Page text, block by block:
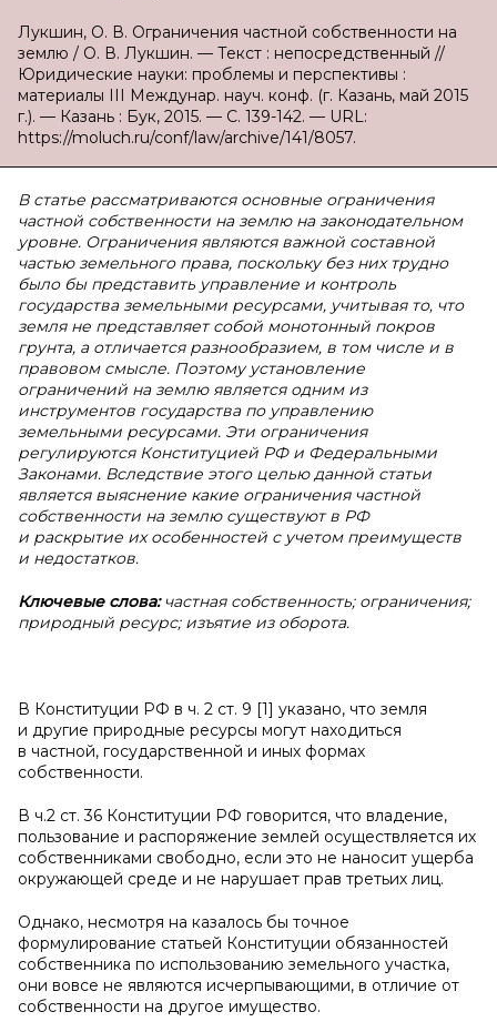
Лукшин, О. В. Ограничения частной собственности на
землю / О. В. Лукшин. — Текст : непосредственный //
Юридические науки: проблемы и перспективы :
материалы III Междунар. науч. конф. (г. Казань, май 2015
г.). — Казань : Бук, 2015. — С. 139-142. — URL:
https://moluch.ru/conf/law/archive/141/8057.
В статье рассматриваются основные ограничения
частной собственности на землю на законодательном
уровне. Ограничения являются важной составной
частью земельного права, поскольку без них трудно
было бы представить управление и контроль
государства земельными ресурсами, учитывая то, что
земля не представляет собой монотонный покров
грунта, а отличается разнообразием, в том числе и в
правовом смысле. Поэтому установление
ограничений на землю является одним из
инструментов государства по управлению
земельными ресурсами. Эти ограничения
регулируются Конституцией РФ и Федеральными
Законами. Вследствие этого целью данной статьи
является выяснение какие ограничения частной
собственности на землю существуют в РФ
и раскрытие их особенностей с учетом преимуществ
и недостатков.
Ключевые слова: частная собственность; ограничения;
природный ресурс; изъятие из оборота.
В Конституции РФ в ч. 2 ст. 9 [1] указано, что земля
и другие природные ресурсы могут находиться
в частной, государственной и иных формах
собственности.
В ч.2 ст. 36 Конституции РФ говорится, что владение,
пользование и распоряжение землей осуществляется их
собственниками свободно, если это не наносит ущерба
окружающей среде и не нарушает прав третьих лиц.
Однако, несмотря на казалось бы точное
формулирование статьей Конституции обязанностей
собственника по использованию земельного участка,
они вовсе не являются исчерпывающими, в отличие от
собственности на другое имущество.